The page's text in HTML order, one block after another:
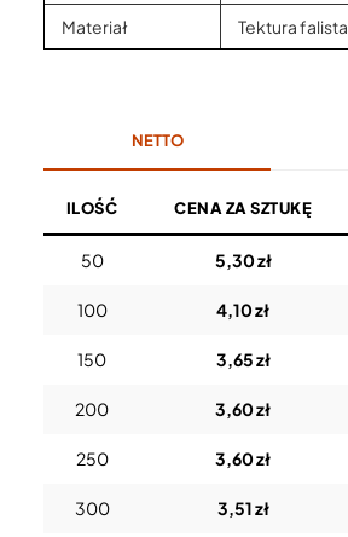
Materiał Tektura falista
NETTO
ILOŚĆ CENA ZA SZTUKĘ
50 5,30 zł
100 4,10 zł
150 3,65 zł
200 3,60 zł
250 3,60 zł
300 3,51 zł